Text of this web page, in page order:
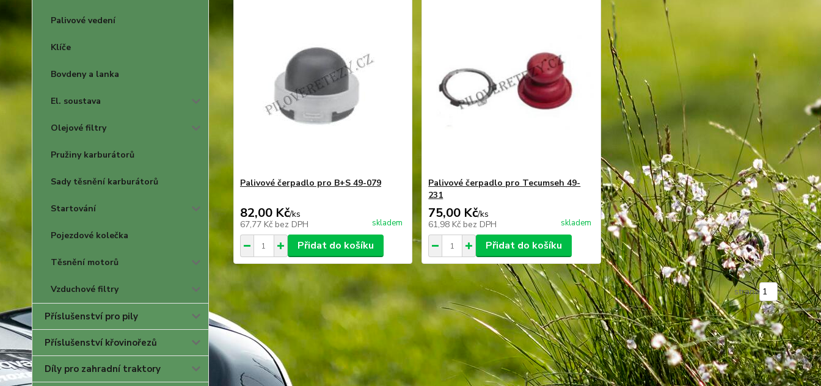
Palivové vedení
Klíče
Bovdeny a lanka
El. soustava
Olejové filtry
Pružiny karburátorů
Sady těsnění karburátorů
Startování
Pojezdové kolečka
Těsnění motorů
Vzduchové filtry
Příslušenství pro pily
Příslušenství křovinořezů
Díly pro zahradní traktory
Palivové čerpadlo pro B+S 49-079
82,00 Kč/ks
67,77 Kč bez DPH skladem
Přidat do košíku
Palivové čerpadlo pro Tecumseh 49-
231
75,00 Kč/ks
61,98 Kč bez DPH skladem
Přidat do košíku
strana z 1